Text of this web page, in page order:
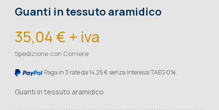
Guanti in tessuto aramidico
35,04 € + iva
Spedizione con Corriere
Paga in 3 rate da 14,25 € senza interessi TAEG 0%.
Guanti in tessuto aramidico